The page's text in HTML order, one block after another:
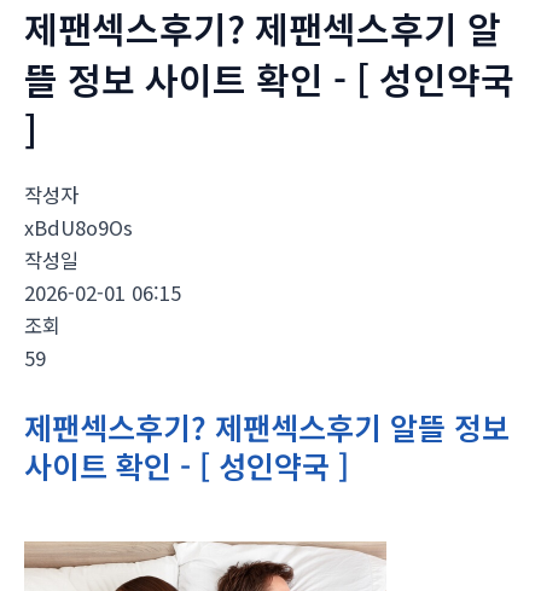
제팬섹스후기? 제팬섹스후기 알
뜰 정보 사이트 확인 - [ 성인약국
]
작성자
xBdU8o9Os
작성일
2026-02-01 06:15
조회
59
제팬섹스후기? 제팬섹스후기 알뜰 정보
사이트 확인 - [ 성인약국 ]